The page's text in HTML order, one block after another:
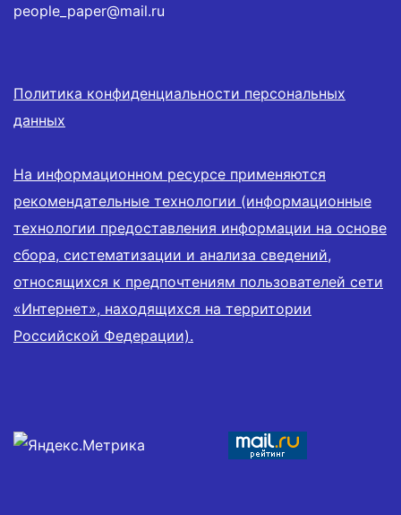
people_paper@mail.ru
Политика конфиденциальности персональных
данных
На информационном ресурсе применяются
рекомендательные технологии (информационные
технологии предоставления информации на основе
сбора, систематизации и анализа сведений,
относящихся к предпочтениям пользователей сети
«Интернет», находящихся на территории
Российской Федерации).